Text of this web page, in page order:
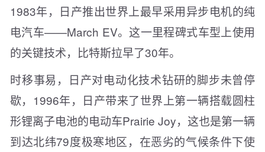
1983年，日产推出世界上最早采用异步电机的纯
电汽车——March EV。这一里程碑式车型上使用
的关键技术，比特斯拉早了30年。
时移事易，日产对电动化技术钻研的脚步未曾停
歇，1996年，日产带来了世界上第一辆搭载圆柱
形锂离子电池的电动车Prairie Joy，这也是第一辆
到达北纬79度极寒地区，在恶劣的气候条件下使